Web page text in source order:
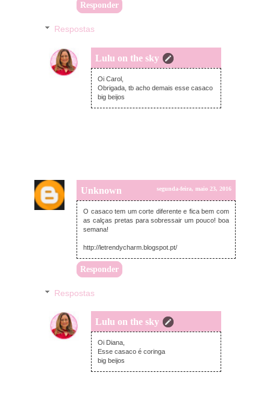
Responder
Respostas
Lulu on the sky
terça-feira, maio 24, 2016
Oi Carol,
Obrigada, tb acho demais esse casaco
big beijos
Unknown segunda-feira, maio 23, 2016
O casaco tem um corte diferente e fica bem com
as calças pretas para sobressair um pouco! boa
semana!
http://letrendycharm.blogspot.pt/
Responder
Respostas
Lulu on the sky
terça-feira, maio 24, 2016
Oi Diana,
Esse casaco é coringa
big beijos